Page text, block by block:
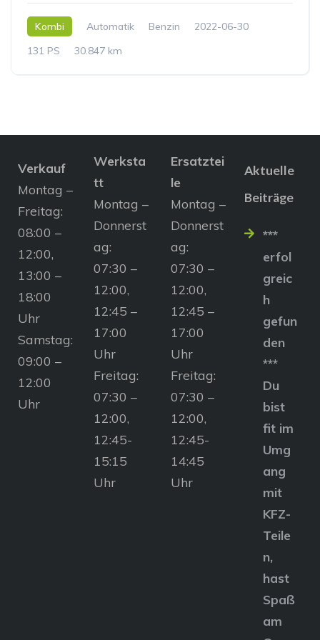
Kombi Automatik Benzin
2022-06-30
131 PS
30.847 km
Verkauf
Montag –
Freitag:
08:00 –
12:00,
13:00 –
18:00
Uhr
Samstag:
09:00 –
12:00
Uhr
Werksta
tt
Montag –
Donnerst
ag:
07:30 –
12:00,
12:45 –
17:00
Uhr
Freitag:
07:30 –
12:00,
12:45-
15:15
Uhr
Ersatztei
le
Montag –
Donnerst
ag:
07:30 –
12:00,
12:45 –
17:00
Uhr
Freitag:
07:30 –
12:00,
12:45-
14:45
Uhr
Aktuelle
Beiträge
***
erfol
greic
h
gefun
den
***
Du
bist
fit im
Umg
ang
mit
KFZ-
Teile
n,
hast
Spaß
am